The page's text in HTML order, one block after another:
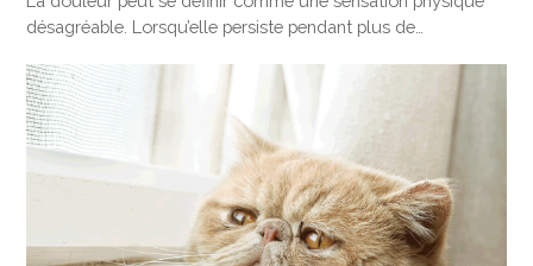
désagréable. Lorsqu’elle persiste pendant plus de…